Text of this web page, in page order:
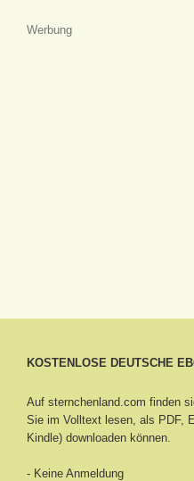
Werbung
KOSTENLOSE DEUTSCHE
Auf sternchenland.com finden
Sie im Volltext lesen, als PDF,
Kindle) downloaden können.
- Keine Anmeldung